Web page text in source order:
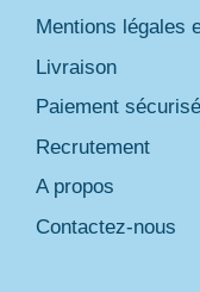
Mentions légales
Livraison
Paiement sécurisé
Recrutement
A propos
Contactez-nous